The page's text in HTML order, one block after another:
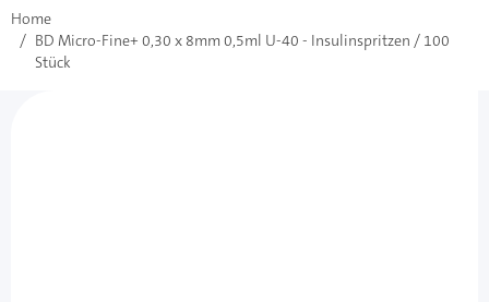
Home
/ BD Micro-Fine+ 0,30 x 8mm 0,5ml U-40 - Insulinspritzen / 100
Stück